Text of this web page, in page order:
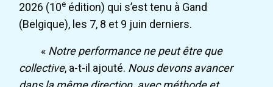
2026 (10e édition) qui s’est tenu à Gand
(Belgique), les 7, 8 et 9 juin derniers.
« Notre performance ne peut être que
collective, a-t-il ajouté. Nous devons avancer